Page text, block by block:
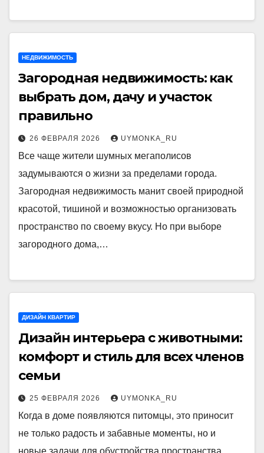
НЕДВИЖИМОСТЬ
Загородная недвижимость: как
выбрать дом, дачу и участок
правильно
26 ФЕВРАЛЯ 2026 UYMONKA_RU
Все чаще жители шумных мегаполисов
задумываются о жизни за пределами города.
Загородная недвижимость манит своей природной
красотой, тишиной и возможностью организовать
пространство по своему вкусу. Но при выборе
загородного дома,…
ДИЗАЙН КВАРТИР
Дизайн интерьера с животными:
комфорт и стиль для всех членов
семьи
25 ФЕВРАЛЯ 2026 UYMONKA_RU
Когда в доме появляются питомцы, это приносит
не только радость и забавные моменты, но и
новые задачи для обустройства пространства.